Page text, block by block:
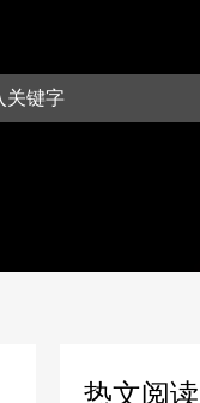
热文阅读